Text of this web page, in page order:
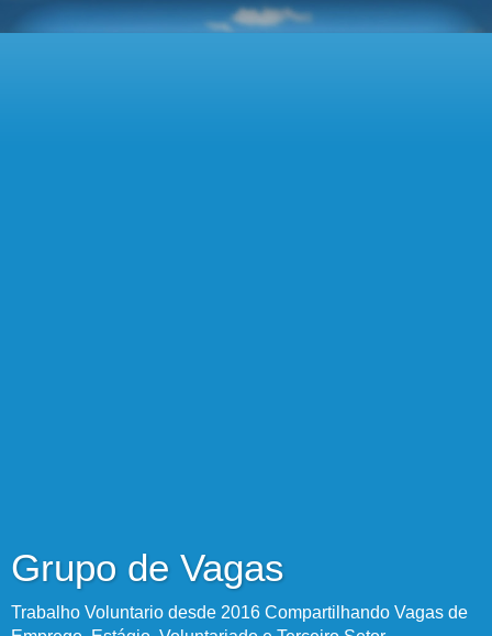
Grupo de Vagas
Trabalho Voluntario desde 2016 Compartilhando Vagas de